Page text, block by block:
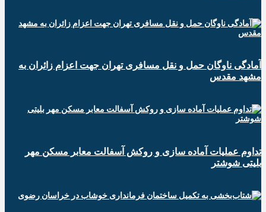
آمادگی ناوگان حمل و نقل مسافری تهران جهت اعزام زائران به
مشهد مقدس
تداوم عملیات آماده سازی و روکش آسفالت معابر مسکن مهر
بلیتی شوشتر